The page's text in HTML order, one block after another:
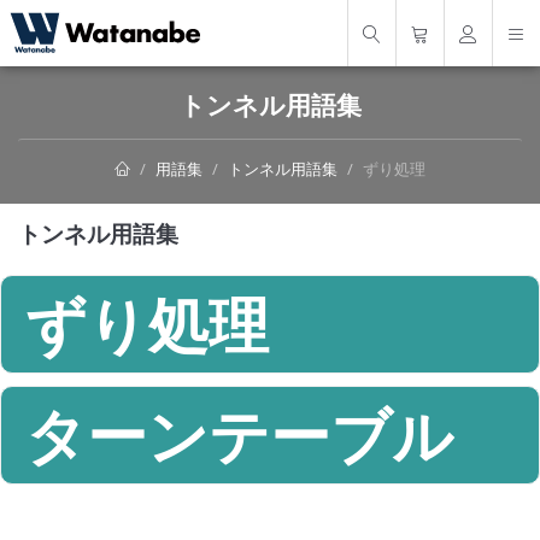
トンネル用語集
用語集 トンネル用語集 ずり処理
トンネル用語集
ずり処理
ターンテーブル